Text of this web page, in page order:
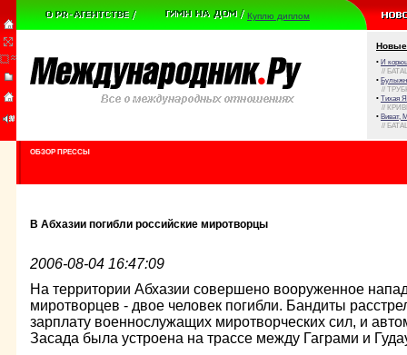
Куплю диплом
Новые
• И
//
•
//
• Тихая
//
• Виват,
//
ОБЗОР ПРЕССЫ
В Абхазии погибли российские миротворцы
2006-08-04 16:47:09
На территории Абхазии совершено вооруженное
миротворцев - двое человек погибли. Бандиты
зарплату военнослужащих миротворческих сил, и
Засада была устроена на трассе между Гаграми и